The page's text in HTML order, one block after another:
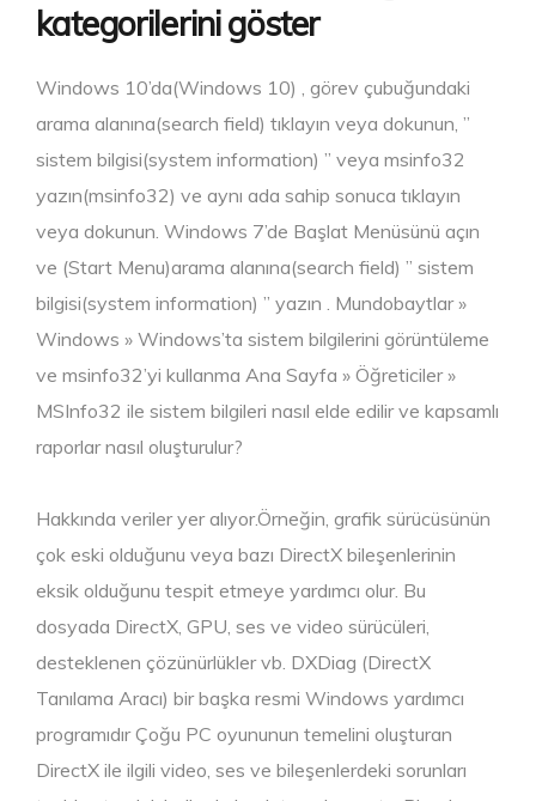
kategorilerini göster
Windows 10’da(Windows 10) , görev çubuğundaki
arama alanına(search field) tıklayın veya dokunun, ”
sistem bilgisi(system information) ” veya msinfo32
yazın(msinfo32) ve aynı ada sahip sonuca tıklayın
veya dokunun. Windows 7’de Başlat Menüsünü açın
ve (Start Menu)arama alanına(search field) ” sistem
bilgisi(system information) ” yazın . Mundobaytlar »
Windows » Windows’ta sistem bilgilerini görüntüleme
ve msinfo32’yi kullanma Ana Sayfa » Öğreticiler »
MSInfo32 ile sistem bilgileri nasıl elde edilir ve kapsamlı
raporlar nasıl oluşturulur?
Hakkında veriler yer alıyor.Örneğin, grafik sürücüsünün
çok eski olduğunu veya bazı DirectX bileşenlerinin
eksik olduğunu tespit etmeye yardımcı olur. Bu
dosyada DirectX, GPU, ses ve video sürücüleri,
desteklenen çözünürlükler vb. DXDiag (DirectX
Tanılama Aracı) bir başka resmi Windows yardımcı
programıdır Çoğu PC oyununun temelini oluşturan
DirectX ile ilgili video, ses ve bileşenlerdeki sorunları